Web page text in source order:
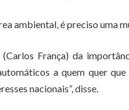
ambiental, é preciso uma
França) da
a quem quer
nacionais”, disse.